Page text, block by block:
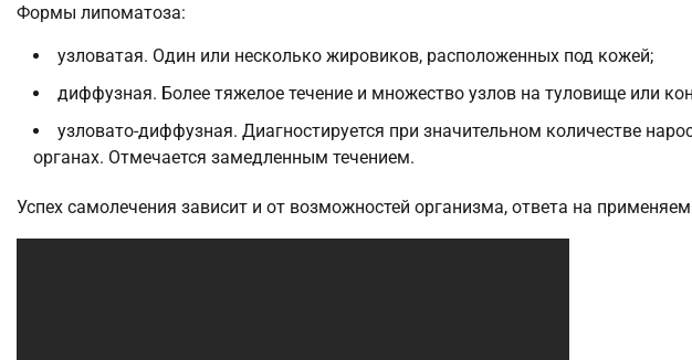
Формы липоматоза:
узловатая. Один или несколько жировиков, расположенных под кожей;
диффузная. Более тяжелое течение и множество узлов на туловище или
узловато-диффузная. Диагностируется при значительном количестве
органах. Отмечается замедленным течением.
Успех самолечения зависит и от возможностей организма, ответа на